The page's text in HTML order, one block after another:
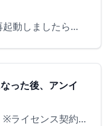
アンインストール完了後にPC再起動しましたら、次の手順に沿って再インストールを行ってください。※アンインストール方法については、こちらをご参照ください。 ① [AppGuardSetup.exe] を…
った後、アンイ
アンインストールは可能です。 ※ライセンス契約が満了している場合は、ケース①と②を確認してアンインストールを進めてください。 ケース①の場合：保護が切れているケースケース②の場合：保護が切れていないケ…